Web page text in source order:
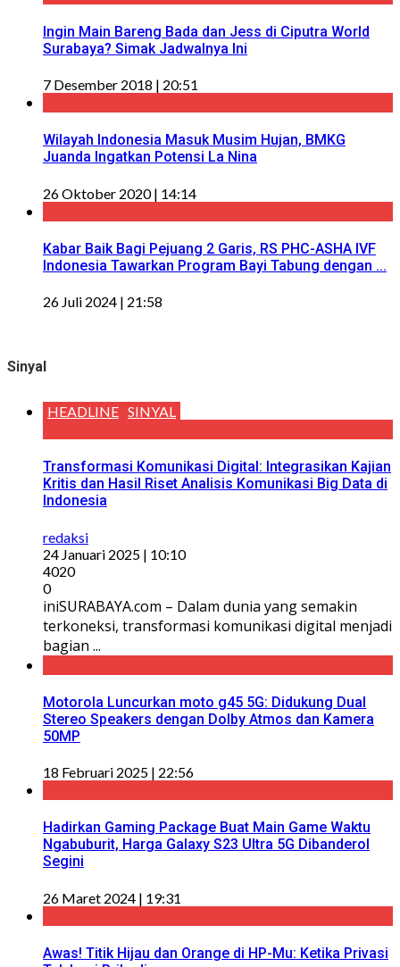
Ingin Main Bareng Bada dan Jess di Ciputra World
Surabaya? Simak Jadwalnya Ini
7 Desember 2018 | 20:51
Wilayah Indonesia Masuk Musim Hujan, BMKG
Juanda Ingatkan Potensi La Nina
26 Oktober 2020 | 14:14
Kabar Baik Bagi Pejuang 2 Garis, RS PHC-ASHA IVF
Indonesia Tawarkan Program Bayi Tabung dengan ...
26 Juli 2024 | 21:58
Sinyal
HEADLINE SINYAL
Transformasi Komunikasi Digital: Integrasikan Kajian
Kritis dan Hasil Riset Analisis Komunikasi Big Data di
Indonesia
redaksi
24 Januari 2025 | 10:10
4020
0
iniSURABAYA.com – Dalam dunia yang semakin
terkoneksi, transformasi komunikasi digital menjadi
bagian ...
Motorola Luncurkan moto g45 5G: Didukung Dual
Stereo Speakers dengan Dolby Atmos dan Kamera
50MP
18 Februari 2025 | 22:56
Hadirkan Gaming Package Buat Main Game Waktu
Ngabuburit, Harga Galaxy S23 Ultra 5G Dibanderol
Segini
26 Maret 2024 | 19:31
Awas! Titik Hijau dan Orange di HP-Mu: Ketika Privasi